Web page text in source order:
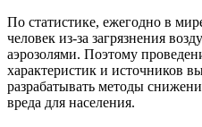
По статистике, ежегодно в
человек из-за загрязнения
аэрозолями. Поэтому
характеристик и источников
разрабатывать методы
вреда для населения.